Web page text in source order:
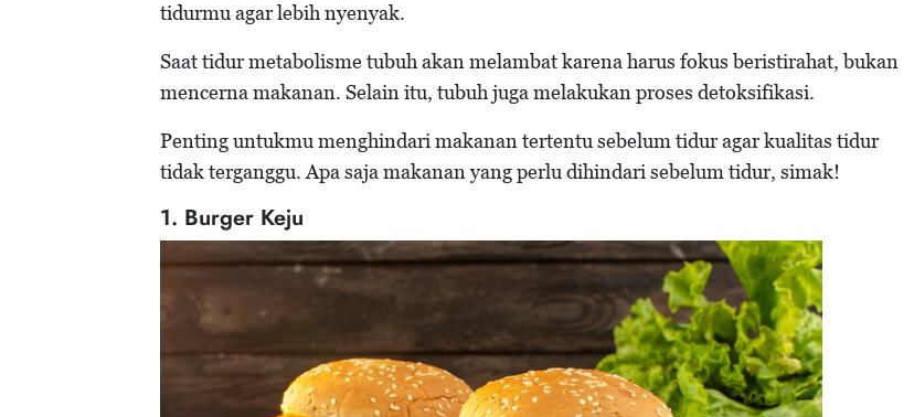
tidurmu agar lebih nyenyak.
Saat tidur metabolisme tubuh akan melambat karena harus fokus beristirahat, bukan
mencerna makanan. Selain itu, tubuh juga melakukan proses detoksifikasi.
Penting untukmu menghindari makanan tertentu sebelum tidur agar kualitas tidur
tidak terganggu. Apa saja makanan yang perlu dihindari sebelum tidur, simak!
1. Burger Keju